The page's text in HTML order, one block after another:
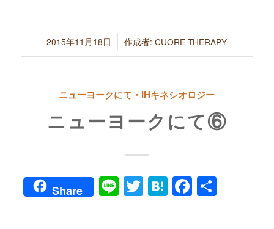
2015年11月18日
/ 作成者:CUORE-THERAPY
ニューヨークにて・IHキネシオロジー
ニューヨークにて⑥
Share LineTwitter
Hatena共